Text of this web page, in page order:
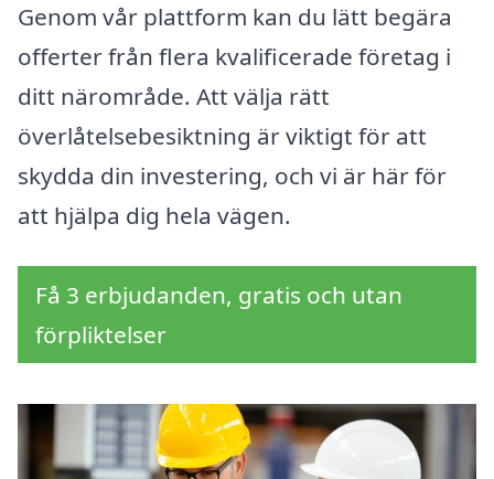
Genom vår plattform kan du lätt begära
offerter från flera kvalificerade företag i
ditt närområde. Att välja rätt
överlåtelsebesiktning är viktigt för att
skydda din investering, och vi är här för
att hjälpa dig hela vägen.
Få 3 erbjudanden, gratis och utan
förpliktelser